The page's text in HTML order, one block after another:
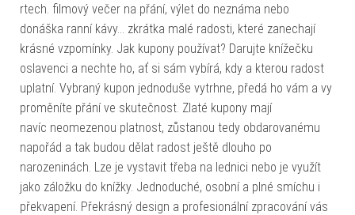
rtech. filmový večer na přání, výlet do neznáma nebo
donáška ranní kávy… zkrátka malé radosti, které zanechají
krásné vzpomínky. Jak kupony používat? Darujte knížečku
oslavenci a nechte ho, ať si sám vybírá, kdy a kterou radost
uplatní. Vybraný kupon jednoduše vytrhne, předá ho vám a vy
proměníte přání ve skutečnost. Zlaté kupony mají
navíc neomezenou platnost, zůstanou tedy obdarovanému
napořád a tak budou dělat radost ještě dlouho po
narozeninách. Lze je vystavit třeba na lednici nebo je využít
jako záložku do knížky. Jednoduché, osobní a plné smíchu i
překvapení. Překrásný design a profesionální zpracování vás